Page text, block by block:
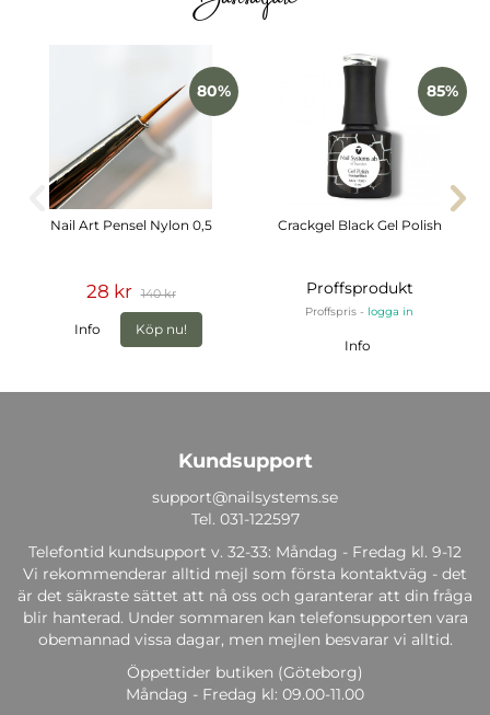
80%
Nail Art Pensel Nylon 0,5
28 kr 140 kr
Info Köp nu!
85%
Crackgel Black Gel Polish
Proffsprodukt
Proffspris - logga in
Info
Kundsupport
support@nailsystems.se
Tel. 031-122597
Telefontid kundsupport v. 32-33: Måndag - Fredag kl. 9-12
Vi rekommenderar alltid mejl som första kontaktväg - det
är det säkraste sättet att nå oss och garanterar att din fråga
blir hanterad. Under sommaren kan telefonsupporten vara
obemannad vissa dagar, men mejlen besvarar vi alltid.
Öppettider butiken (Göteborg)
Måndag - Fredag kl: 09.00-11.00